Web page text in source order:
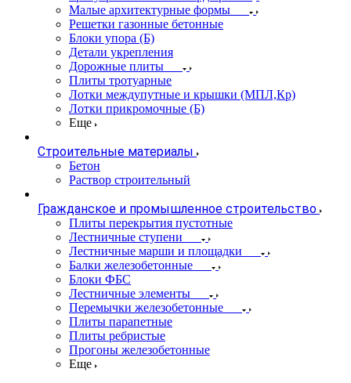
Малые архитектурные формы
Решетки газонные бетонные
Блоки упора (Б)
Детали укрепления
Дорожные плиты
Плиты тротуарные
Лотки междупутные и крышки (МПЛ,Кр)
Лотки прикромочные (Б)
Еще
Строительные материалы
Бетон
Раствор строительный
Гражданское и промышленное строительство
Плиты перекрытия пустотные
Лестничные ступени
Лестничные марши и площадки
Балки железобетонные
Блоки ФБС
Лестничные элементы
Перемычки железобетонные
Плиты парапетные
Плиты ребристые
Прогоны железобетонные
Еще